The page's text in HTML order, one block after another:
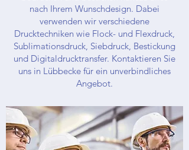
nach Ihrem Wunschdesign. Dabei
verwenden wir verschiedene
Drucktechniken wie Flock- und Flexdruck,
Sublimationsdruck, Siebdruck, Bestickung
und Digitaldrucktransfer. Kontaktieren Sie
uns in Lübbecke für ein unverbindliches
Angebot.